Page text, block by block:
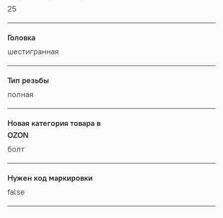
25
Головка
шестигранная
Тип резьбы
полная
Новая категория товара в
OZON
болт
Нужен код маркировки
false